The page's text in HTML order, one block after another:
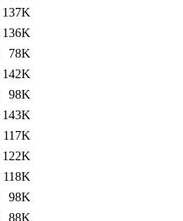
137K
136K
78K
142K
98K
143K
117K
122K
118K
98K
88K